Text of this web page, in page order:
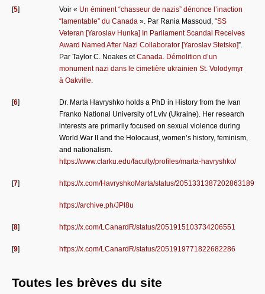
[5] Voir « Un éminent “chasseur de nazis” dénonce l’inaction
“lamentable” du Canada ». Par Rania Massoud, “SS
Veteran [Yaroslav Hunka] In Parliament Scandal Receives
Award Named After Nazi Collaborator [Yaroslav Stetsko]”.
Par Taylor C. Noakes etCanada. Démolition d’un
monument nazi dans le cimetière ukrainien St. Volodymyr
à Oakville.
[6]
Dr. Marta Havryshko holds a PhD in History from the Ivan
Franko National University of Lviv (Ukraine). Her research
interests are primarily focused on sexual violence during
World War II and the Holocaust, women’s history, feminism,
and nationalism.
https://www.clarku.edu/faculty/profiles/marta-havryshko/
[7] https://x.com/HavryshkoMarta/status/2051331387202863189
https://archive.ph/JPl8u
[8] https://x.com/LCanardR/status/2051915103734206551
[9] https://x.com/LCanardR/status/2051919771822682286
Toutes les brèves du site